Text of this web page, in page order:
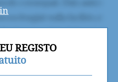
REGISTO